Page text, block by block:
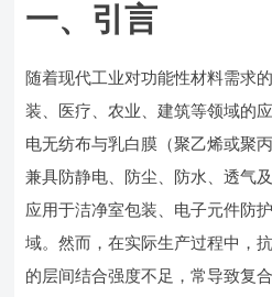
一、引言
随着现代工业对功能性材料需求
装、医疗、农业、建筑等领域的
电无纺布与乳白膜（聚乙烯或聚
兼具防静电、防尘、防水、透气
应用于洁净室包装、电子元件防
域。然而，在实际生产过程中，
的层间结合强度不足，常导致复